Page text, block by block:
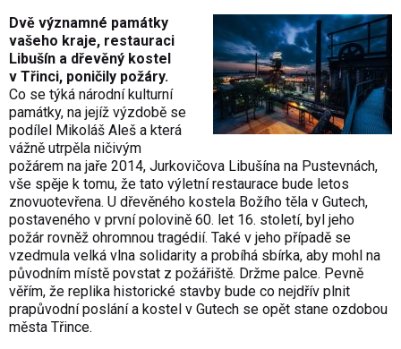
Dvě významné památky
vašeho kraje, restauraci
Libušín a dřevěný kostel
v Třinci, poničily požáry.
Co se týká národní kulturní
památky, na jejíž výzdobě se
podílel Mikoláš Aleš a která
vážně utrpěla ničivým
požárem na jaře 2014, Jurkovičova Libušína na Pustevnách,
vše spěje k tomu, že tato výletní restaurace bude letos
znovuotevřena. U dřevěného kostela Božího těla v Gutech,
postaveného v první polovině 60. let 16. století, byl jeho
požár rovněž ohromnou tragédií. Také v jeho případě se
vzedmula velká vlna solidarity a probíhá sbírka, aby mohl na
původním místě povstat z požářiště. Držme palce. Pevně
věřím, že replika historické stavby bude co nejdřív plnit
prapůvodní poslání a kostel v Gutech se opět stane ozdobou
města Třince.